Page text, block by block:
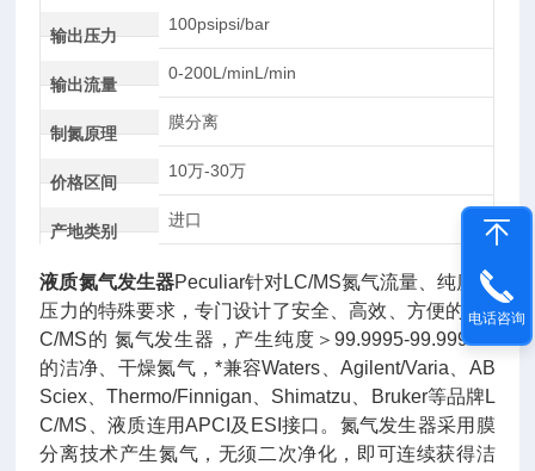
输出压力
100psipsi/bar
输出流量
0-200L/minL/min
制氮原理
膜分离
价格区间
10万-30万
产地类别
进口
液质氮气发生器Peculiar针对LC/MS氮气流量、纯度、
压力的特殊要求，专门设计了安全、高效、方便的于L
C/MS的 氮气发生器，产生纯度＞99.9995-99.9999%
的洁净、干燥氮气，*兼容Waters、Agilent/Varia、AB
Sciex、Thermo/Finnigan、Shimatzu、Bruker等品牌L
C/MS、液质连用APCI及ESI接口。氮气发生器采用膜
分离技术产生氮气，无须二次净化，即可连续获得洁
电话咨询